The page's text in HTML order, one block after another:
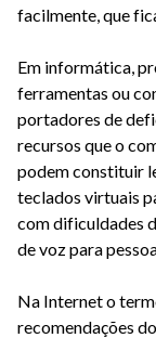
facilmente, que
Em informática,
ferramentas ou
portadores de
recursos que o
podem constituir
teclados virtuais
com dificuldades
de voz para
Na Internet o
recomendações